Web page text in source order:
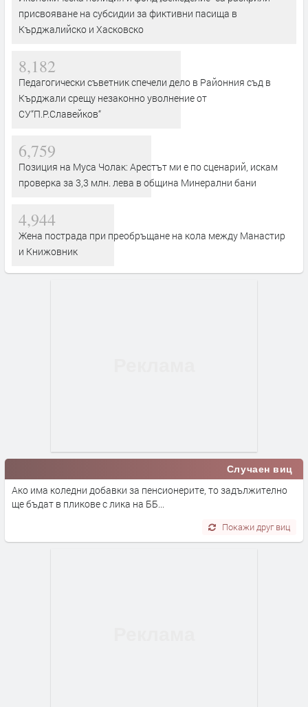
присвояване на субсидии за фиктивни пасища в
Кърджалийско и Хасковско
8,182
Педагогически съветник спечели дело в Районния съд в
Кърджали срещу незаконно уволнение от
СУ“П.Р.Славейков“
6,759
Позиция на Муса Чолак: Арестът ми е по сценарий, искам
проверка за 3,3 млн. лева в община Минерални бани
4,944
Жена пострада при преобръщане на кола между Манастир
и Книжовник
Случаен виц
Ако има коледни добавки за пенсионерите, то задължително
ще бъдат в пликове с лика на ББ...
Покажи друг виц